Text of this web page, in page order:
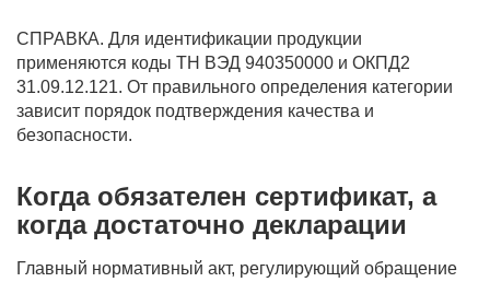
СПРАВКА. Для идентификации продукции
применяются коды ТН ВЭД 940350000 и ОКПД2
31.09.12.121. От правильного определения категории
зависит порядок подтверждения качества и
безопасности.
Когда обязателен сертификат, а
когда достаточно декларации
Главный нормативный акт, регулирующий обращение